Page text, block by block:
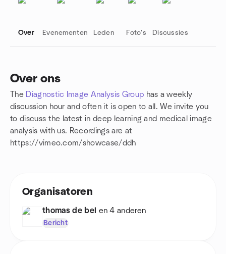
Over Evenementen Leden Foto's Discussies
Over ons
The Diagnostic Image Analysis Group has a weekly
discussion hour and often it is open to all. We invite you
to discuss the latest in deep learning and medical image
analysis with us. Recordings are at
https://vimeo.com/showcase/ddh
Groepskoppelingen
Organisatoren
thomas de bel en 4 anderen
Bericht